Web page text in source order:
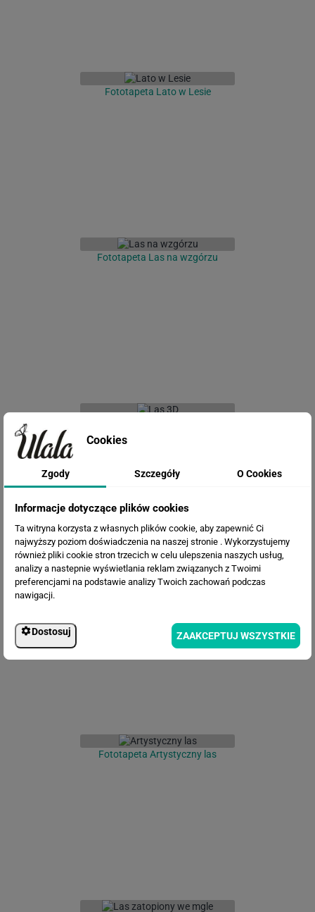
Fototapeta Lato w Lesie
Fototapeta Las na wzgórzu
Fototapeta Las we Mgle
Fototapeta Artystyczny las
Cookies
Zgody Szczegóły O Cookies
Informacje dotyczące plików cookies
Ta witryna korzysta z własnych plików cookie, aby zapewnić Ci
najwyższy poziom doświadczenia na naszej stronie . Wykorzystujemy
również pliki cookie stron trzecich w celu ulepszenia naszych usług,
analizy a nastepnie wyświetlania reklam związanych z Twoimi
preferencjami na podstawie analizy Twoich zachowań podczas
nawigacji.
Dostosuj ZAAKCEPTUJ WSZYSTKIE